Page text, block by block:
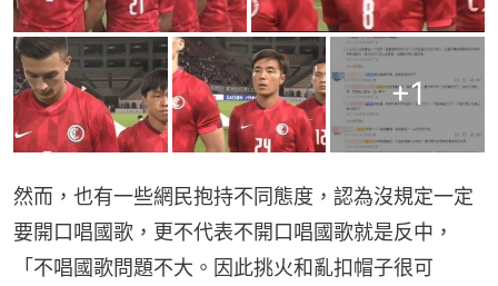
+1
然而，也有一些網民抱持不同態度，認為沒規定一定
要開口唱國歌，更不代表不開口唱國歌就是反中，
「不唱國歌問題不大。因此挑火和亂扣帽子很可